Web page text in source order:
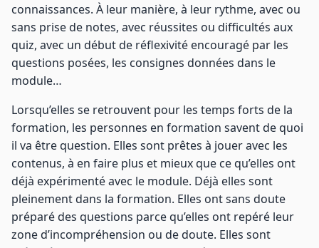
connaissances. À leur manière, à leur rythme, avec ou
sans prise de notes, avec réussites ou difficultés aux
quiz, avec un début de réflexivité encouragé par les
questions posées, les consignes données dans le
module…
Lorsqu’elles se retrouvent pour les temps forts de la
formation, les personnes en formation savent de quoi
il va être question. Elles sont prêtes à jouer avec les
contenus, à en faire plus et mieux que ce qu’elles ont
déjà expérimenté avec le module. Déjà elles sont
pleinement dans la formation. Elles ont sans doute
préparé des questions parce qu’elles ont repéré leur
zone d’incompréhension ou de doute. Elles sont